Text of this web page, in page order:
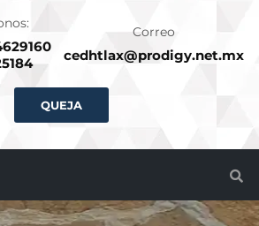
Correo
cedhtlax@prodigy.net.mx
QUEJA